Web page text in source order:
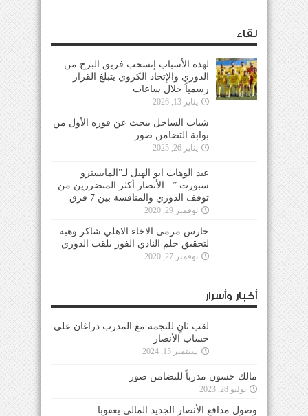
لقاء
لهذه الأسباب إنسحب فريق البرج من
الدوري والإتحاد الكروي يتبلغ القرار
رسمياً خلال ساعات
يناير 13, 2026
شباب الساحل يبحث عن فوزه الأول من
بوابة التضامن صور
يناير 26, 2025
عبد الوهاب ابو الهيل لـ”المايسترو
سبورت ” : الأنصار أكثر المتضررين من
توقف الدوري والمنافسة بين 7 فرق
نوفمبر 29, 2020
حارس مرمى الاخاء الاهلي شاكر وهبه :
لتحقيق حلم النادي الفوز بلقب الدوري
نوفمبر 27, 2020
أخبار وأسرار
لقب ثانٍ للنجمة مع المدرب دراغان على
حساب الأنصار
سبتمبر 15, 2024
مالك حسون مدرباً للتضامن صور
يوليو 28, 2023
وصول مدافع الأنصار الجديد المالي يعقوبا